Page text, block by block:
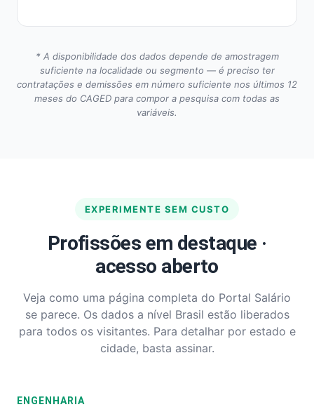
* A disponibilidade dos dados depende de amostragem
suficiente na localidade ou segmento — é preciso ter
contratações e demissões em número suficiente nos últimos 12
meses do CAGED para compor a pesquisa com todas as
variáveis.
EXPERIMENTE SEM CUSTO
Profissões em destaque ·
acesso aberto
Veja como uma página completa do Portal Salário
se parece. Os dados a nível Brasil estão liberados
para todos os visitantes. Para detalhar por estado e
cidade, basta assinar.
ENGENHARIA